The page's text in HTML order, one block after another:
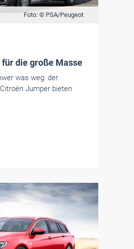
Foto: © PSA/Peugeot
für die große Masse
was weg: der
Jumper bieten